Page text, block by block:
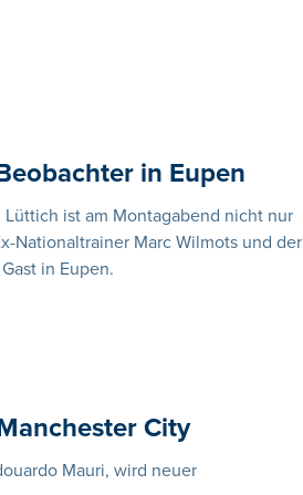
in Eupen
Lüttich ist am Montagabend nicht nur
Nationaltrainer Marc Wilmots und der
in Eupen.
City
Mauri, wird neuer